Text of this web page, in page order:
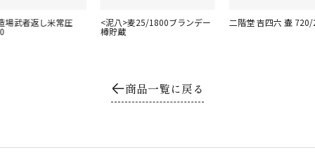
場武者返し米常圧 <泥八>麦25/1800ブランデー
樽貯蔵
二階堂 吉四六 壷 720/
商品一覧に戻る